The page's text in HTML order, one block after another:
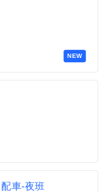
NEW
車-夜班